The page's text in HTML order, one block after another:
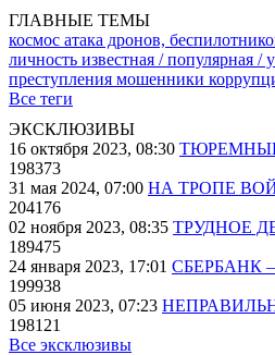
ГЛАВНЫЕ ТЕМЫ
космос атака дронов,
личность известная / популярная /
преступления мошенники
Все теги
ЭКСКЛЮЗИВЫ
16 октября 2023, 08:30
198373
31 мая 2024, 07:00 НА ТРОПЕ
204176
02 ноября 2023, 08:35 ТРУДНОЕ
189475
24 января 2023, 17:01 СБЕРБАНК
199938
05 июня 2023, 07:23
198121
Все эксклюзивы